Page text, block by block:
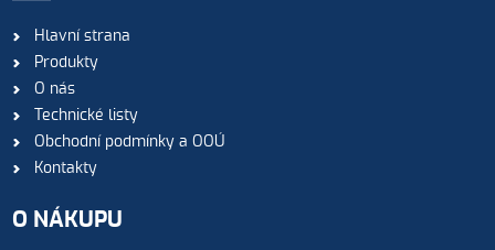
Hlavní strana
Produkty
O nás
Technické listy
Obchodní podmínky a OOÚ
Kontakty
O NÁKUPU